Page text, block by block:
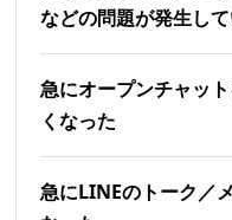
などの問題が発生し
急にオープンチャッ
くなった
急にLINEのトーク／